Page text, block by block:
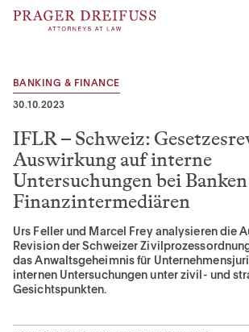
BANKING & FINANCE
30.10.2023
IFLR – Schweiz:
Auswirkung auf interne
Untersuchungen bei
Finanzintermediären
Urs Feller und Marcel Frey analysieren die
Revision der Schweizer
das Anwaltsgeheimnis für
internen Untersuchungen unter zivil- und
Gesichtspunkten.